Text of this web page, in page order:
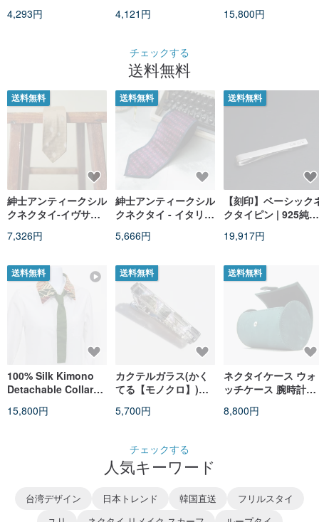
ーク クリップ
4,293円
グラスファイバー 超
4,121円
| Atelier Direct
15,800円
チェックする
送料無料
送料無料
紳士アンティークシル
クネクタイ-イヴサン
ルドドットジャカード
7,326円
送料無料
100% Silk Kimono
Detachable Collar
| Atelier Direct
15,800円
送料無料
紳士アンティークシル
クネクタイ - イタリア
ク100% - ローズピン
5,666円
送料無料
カクテルガラス(かく
てる【モノクロ】)ネ
作】
5,700円
送料無料
【刻印】ベーシック
クタイピン | 925純銀
セサリー バレンタイ
19,917円
送料無料
ネクタイケース ウォ
ッチケース 腕時計ケ
革 オイル バフ イタ
8,800円
チェックする
人気キーワード
台湾デザイン 日本トレンド 韓国直送
フリルスタイ